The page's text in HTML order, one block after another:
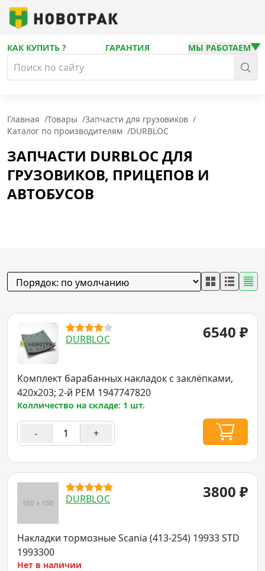
КАК КУПИТЬ ? ГАРАНТИЯ МЫ РАБОТАЕМ
Главная /Товары /Запчасти для грузовиков /
Каталог по производителям /DURBLOC
ЗАПЧАСТИ DURBLOC ДЛЯ
ГРУЗОВИКОВ, ПРИЦЕПОВ И
АВТОБУСОВ
DURBLOC 6540 ₽
Комплект барабанных накладок с заклёпками,
420x203; 2-й РЕМ 1947747820
Колличество на складе: 1 шт.
- +
DURBLOC 3800 ₽
Накладки тормозные Scania (413-254) 19933 STD
1993300
Нет в наличии